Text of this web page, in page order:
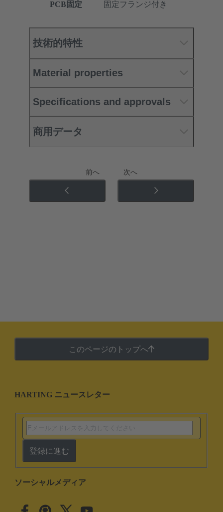
PCB固定
固定フランジ付き
技術的特性
Material properties
Specifications and approvals
商用データ
前へ 次へ
このページのトップへ
HARTING ニュースレター
登録に進む
ソーシャルメディア